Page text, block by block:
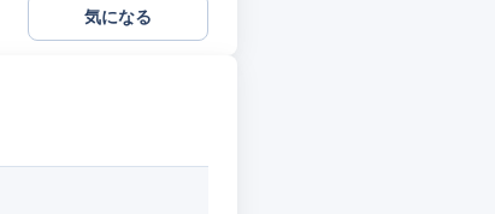
気になる